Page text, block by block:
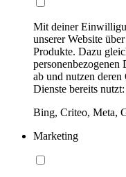
Mit deiner
unserer Website
Produkte. Dazu
personenbezogenen
ab und nutzen
Dienste bereits nutzt:
Bing, Criteo, Meta,
Marketing